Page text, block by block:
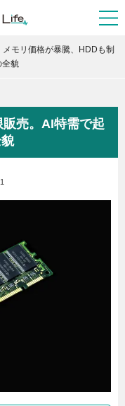
メモリ価格が暴騰、HDDも制
全貌
売。AI特需で起